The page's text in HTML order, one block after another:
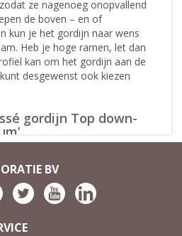
ze nagenoeg onopvallend
de boven – en of
kun je het gordijn naar wens
Heb je hoge ramen, let dan
kan om het gordijn aan de
desgewenst ook kiezen
gordijn Top down-
standaard Top Down-
uitgebreide vorm van
je raam hebt. Handbediening
voor koord- of
BV